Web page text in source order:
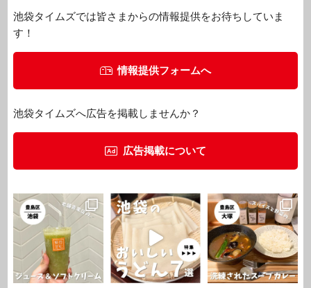
池袋タイムズでは皆さまからの情報提供をお待ちしていま
す！
情報提供フォームへ
池袋タイムズへ広告を掲載しませんか？
広告掲載について